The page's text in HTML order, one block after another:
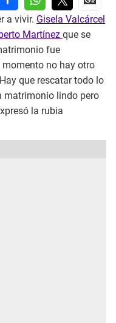
a vivir. Gisela Valcárcel
Martínez que se
fue
momento no hay otro
que rescatar todo lo
matrimonio lindo pero
la rubia